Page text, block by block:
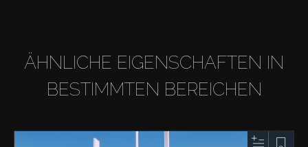
ÄHNLICHE EIGENSCHAFTEN IN
BESTIMMTEN BEREICHEN